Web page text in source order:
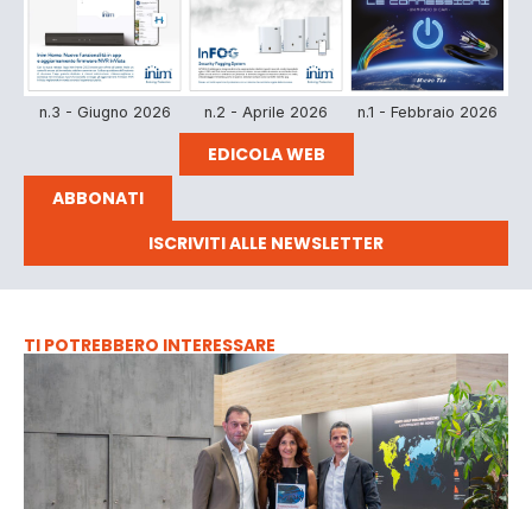
n.3 - Giugno 2026 n.2 - Aprile 2026 n.1 - Febbraio 2026
EDICOLA WEB
ABBONATI
ISCRIVITI ALLE NEWSLETTER
TI POTREBBERO INTERESSARE